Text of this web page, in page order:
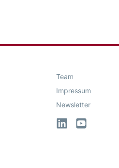
Team
Impressum
Newsletter
LinkedInYouTube